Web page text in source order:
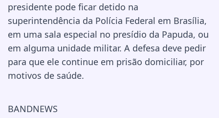
presidente pode ficar detido na
superintendência da Polícia Federal em Brasília,
em uma sala especial no presídio da Papuda, ou
em alguma unidade militar. A defesa deve pedir
para que ele continue em prisão domiciliar, por
motivos de saúde.
BANDNEWS